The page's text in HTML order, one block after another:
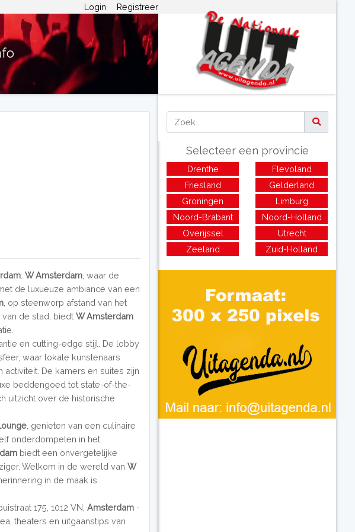
Login Registreer
:W Amsterdam , waar de
de luxueuze ambiance van een
, op steenworp afstand van het
van de stad, biedtW Amsterdam
en cutting-edge stijl. De lobby
waar lokale kunstenaars
De kamers en suites zijn
beddengoed tot state-of-the-
uitzicht over de historische
, genieten van een culinaire
onderdompelen in het
biedt een onvergetelijke
Welkom in de wereld vanW
in de maak is.
175, 1012 VN,Amsterdam -
theaters en uitgaanstips van
Selecteer een provincie
Drenthe
Flevoland
Friesland
Gelderland
Groningen
Limburg
Noord-Brabant
Noord-Holland
Overijssel
Utrecht
Zeeland
Zuid-Holland